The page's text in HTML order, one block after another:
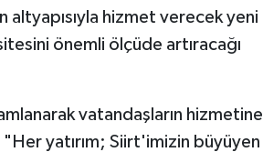
hizmet verecek yeni
önemli ölçüde artıracağı
vatandaşların hizmetine
yatırım; Siirt'imizin büyüyen